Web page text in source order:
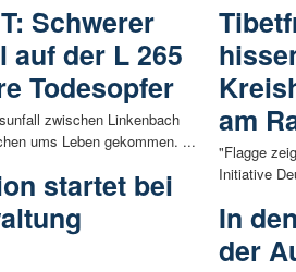
Schwerer
auf der L 265
Todesopfer
zwischen Linkenbach
ums Leben gekommen. ...
startet bei
am
"Flagge
Initiative
In
der